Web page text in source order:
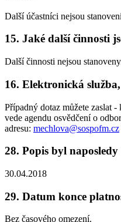
Další účastníci nejsou
15. Jaké další činnosti
Další činnosti nejsou
16. Elektronická
Případný dotaz můžete zaslat
vede agendu osvědčení o
adresu: mechlova@sospofm.cz
28. Popis byl
30.04.2018
29. Datum konce
Bez časového omezení.